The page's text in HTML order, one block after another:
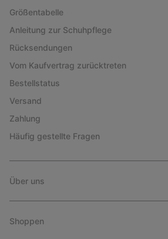
Größentabelle
Anleitung zur Schuhpflege
Rücksendungen
Vom Kaufvertrag zurücktreten
Bestellstatus
Versand
Zahlung
Häufig gestellte Fragen
Über uns
Shoppen